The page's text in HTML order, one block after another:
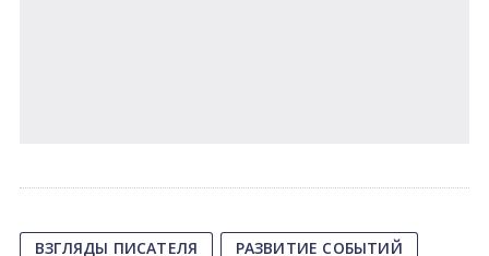
ВЗГЛЯДЫ ПИСАТЕЛЯ
РАЗВИТИЕ СОБЫТИЙ